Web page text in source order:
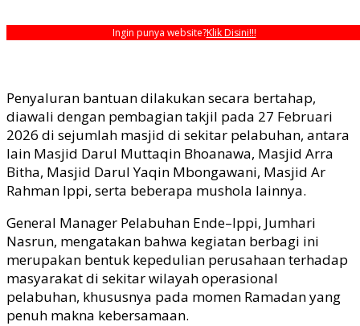
Ingin punya website?Klik Disini!!!
Penyaluran bantuan dilakukan secara bertahap,
diawali dengan pembagian takjil pada 27 Februari
2026 di sejumlah masjid di sekitar pelabuhan, antara
lain Masjid Darul Muttaqin Bhoanawa, Masjid Arra
Bitha, Masjid Darul Yaqin Mbongawani, Masjid Ar
Rahman Ippi, serta beberapa mushola lainnya.
General Manager Pelabuhan Ende–Ippi, Jumhari
Nasrun, mengatakan bahwa kegiatan berbagi ini
merupakan bentuk kepedulian perusahaan terhadap
masyarakat di sekitar wilayah operasional
pelabuhan, khususnya pada momen Ramadan yang
penuh makna kebersamaan.